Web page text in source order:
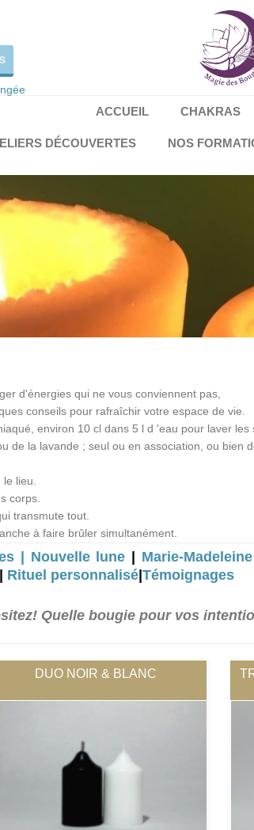
ACCUEIL CHAKRAS
DÉCOUVERTES NOS
d'énergies qui ne vous conviennent pas,
conseils pour rafraîchir votre espace de vie.
environ 10 cl dans 5 l d 'eau pour laver les
de la lavande ; seul ou en association, ou bien
lieu.
corps.
transmute tout.
à faire brûler simultanément.
| Nouvelle lune Marie-Madeleine
Rituel personnalisé| Témoignages
Quelle bougie pour vos
DUO NOIR & BLANC